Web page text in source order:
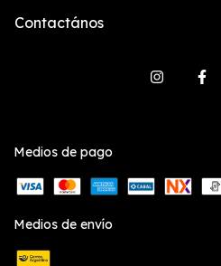
Contactános
Medios de pago
Medios de envío